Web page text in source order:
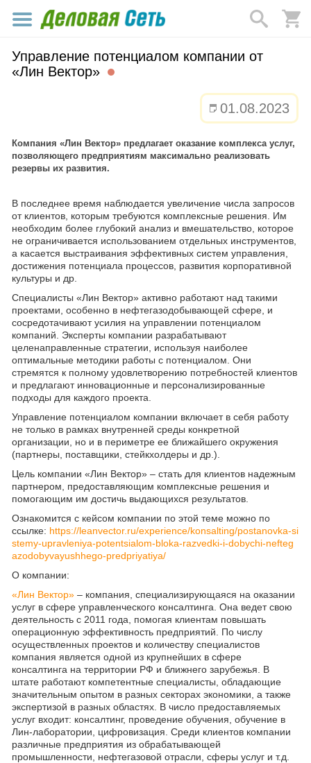
Управление потенциалом компании от
«Лин Вектор»
01.08.2023
Компания «Лин Вектор» предлагает оказание комплекса услуг,
позволяющего предприятиям максимально реализовать
резервы их развития.
В последнее время наблюдается увеличение числа запросов
от клиентов, которым требуются комплексные решения. Им
необходим более глубокий анализ и вмешательство, которое
не ограничивается использованием отдельных инструментов,
а касается выстраивания эффективных систем управления,
достижения потенциала процессов, развития корпоративной
культуры и др.
Специалисты «Лин Вектор» активно работают над такими
проектами, особенно в нефтегазодобывающей сфере, и
сосредотачивают усилия на управлении потенциалом
компаний. Эксперты компании разрабатывают
целенаправленные стратегии, используя наиболее
оптимальные методики работы с потенциалом. Они
стремятся к полному удовлетворению потребностей клиентов
и предлагают инновационные и персонализированные
подходы для каждого проекта.
Управление потенциалом компании включает в себя работу
не только в рамках внутренней среды конкретной
организации, но и в периметре ее ближайшего окружения
(партнеры, поставщики, стейкхолдеры и др.).
Цель компании «Лин Вектор» – стать для клиентов надежным
партнером, предоставляющим комплексные решения и
помогающим им достичь выдающихся результатов.
Ознакомится с кейсом компании по этой теме можно по
ссылке: https://leanvector.ru/experience/konsalting/postanovka-si
stemy-upravleniya-potentsialom-bloka-razvedki-i-dobychi-nefteg
azodobyvayushhego-predpriyatiya/
О компании:
«Лин Вектор» – компания, специализирующаяся на оказании
услуг в сфере управленческого консалтинга. Она ведет свою
деятельность с 2011 года, помогая клиентам повышать
операционную эффективность предприятий. По числу
осуществленных проектов и количеству специалистов
компания является одной из крупнейших в сфере
консалтинга на территории РФ и ближнего зарубежья. В
штате работают компетентные специалисты, обладающие
значительным опытом в разных секторах экономики, а также
экспертизой в разных областях. В число предоставляемых
услуг входит: консалтинг, проведение обучения, обучение в
Лин-лаборатории, цифровизация. Среди клиентов компании
различные предприятия из обрабатывающей
промышленности, нефтегазовой отрасли, сферы услуг и т.д.